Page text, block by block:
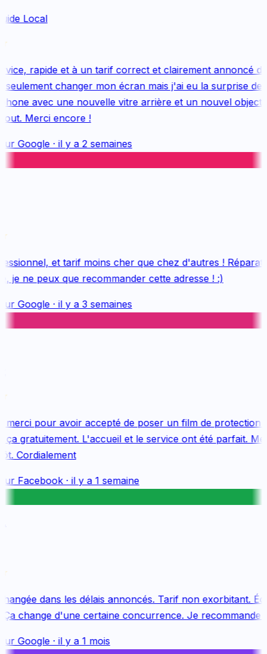
Local
rapide et à un tarif correct et clairement annoncé
changer mon écran mais j'ai eu la surprise de
avec une nouvelle vitre arrière et un nouvel objectif,
Merci encore !
Google· il y a 2 semaines
et tarif moins cher que chez d'autres !
je ne peux que recommander cette adresse ! :)
Google· il y a 3 semaines
pour avoir accepté de poser un film de protection
gratuitement. L'accueil et le service ont été parfait.
Cordialement
Facebook· il y a 1 semaine
dans les délais annoncés. Tarif non exorbitant.
change d'une certaine concurrence. Je recommande
Google· il y a 1 mois